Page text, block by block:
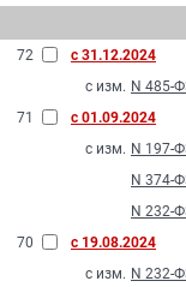
72
с 31.12.2024
с изм. N 485-
71
с 01.09.2024
с изм. N 197-
N 374-
N 232-
70
с 19.08.2024
с изм. N 232-